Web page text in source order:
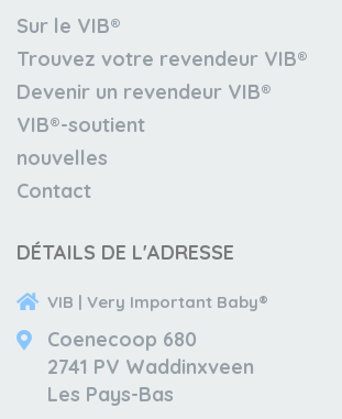
Sur le VIB®
Trouvez votre revendeur VIB®
Devenir un revendeur VIB®
VIB®-soutient
nouvelles
Contact
DÉTAILS DE L'ADRESSE
VIB | Very Important Baby®
Coenecoop 680
2741 PV Waddinxveen
Les Pays-Bas